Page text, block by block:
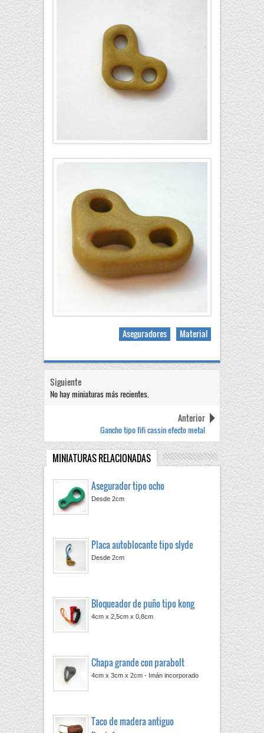
Aseguradores Material
Siguiente
No hay miniaturas más recientes.
Anterior
Gancho tipo fifi cassin efecto metal
MINIATURAS RELACIONADAS
Asegurador tipo ocho
Desde 2cm
Placa autoblocante tipo slyde
Desde 2cm
Bloqueador de puño tipo kong
4cm x 2,5cm x 0,8cm
Chapa grande con parabolt
4cm x 3cm x 2cm - Imán incorporado
Taco de madera antiguo